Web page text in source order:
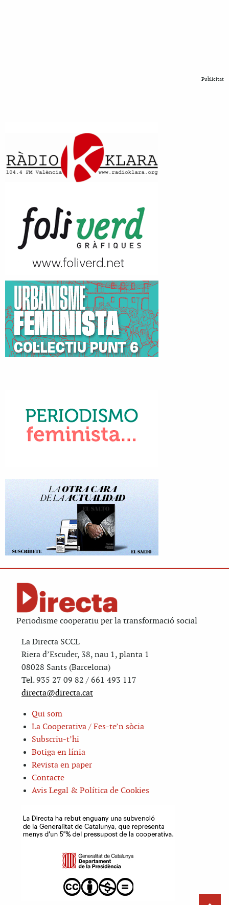
Publicitat
Periodisme cooperatiu per la transformació social
La Directa SCCL
Riera d’Escuder, 38, nau 1, planta 1
08028 Sants (Barcelona)
Tel. 935 27 09 82 / 661 493 117
directa@directa.cat
Qui som
La Cooperativa / Fes-te’n sòcia
Subscriu-t’hi
Botiga en línia
Revista en paper
Contacte
Avis Legal & Política de Cookies